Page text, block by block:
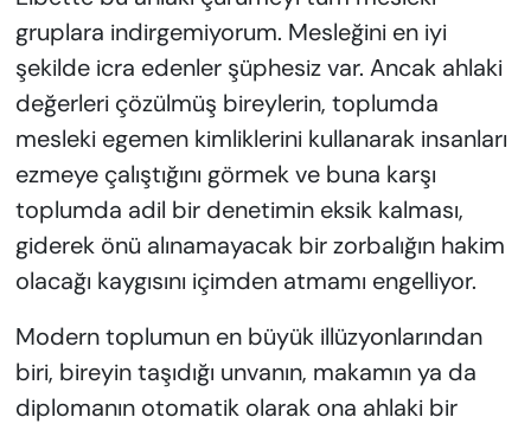
gruplara indirgemiyorum. Mesleğini en iyi
şekilde icra edenler şüphesiz var. Ancak ahlaki
değerleri çözülmüş bireylerin, toplumda
mesleki egemen kimliklerini kullanarak insanları
ezmeye çalıştığını görmek ve buna karşı
toplumda adil bir denetimin eksik kalması,
giderek önü alınamayacak bir zorbalığın hakim
olacağı kaygısını içimden atmamı engelliyor.
Modern toplumun en büyük illüzyonlarından
biri, bireyin taşıdığı unvanın, makamın ya da
diplomanın otomatik olarak ona ahlaki bir